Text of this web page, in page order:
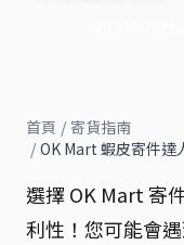
首頁 / 寄貨指南
/ OK Mart 蝦皮寄件達
選擇 OK Mart 寄
利性！您可能會